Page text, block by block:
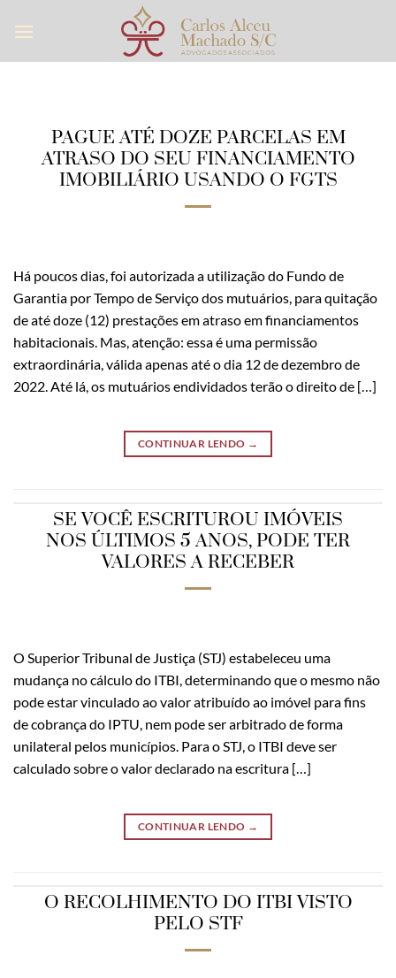
PAGUE ATÉ DOZE PARCELAS EM
ATRASO DO SEU FINANCIAMENTO
IMOBILIÁRIO USANDO O FGTS
Há poucos dias, foi autorizada a utilização do Fundo de
Garantia por Tempo de Serviço dos mutuários, para quitação
de até doze (12) prestações em atraso em financiamentos
habitacionais. Mas, atenção: essa é uma permissão
extraordinária, válida apenas até o dia 12 de dezembro de
2022. Até lá, os mutuários endividados terão o direito de […]
CONTINUAR LENDO →
SE VOCÊ ESCRITUROU IMÓVEIS
NOS ÚLTIMOS 5 ANOS, PODE TER
VALORES A RECEBER
O Superior Tribunal de Justiça (STJ) estabeleceu uma
mudança no cálculo do ITBI, determinando que o mesmo não
pode estar vinculado ao valor atribuído ao imóvel para fins
de cobrança do IPTU, nem pode ser arbitrado de forma
unilateral pelos municípios. Para o STJ, o ITBI deve ser
calculado sobre o valor declarado na escritura […]
CONTINUAR LENDO →
O RECOLHIMENTO DO ITBI VISTO
PELO STF